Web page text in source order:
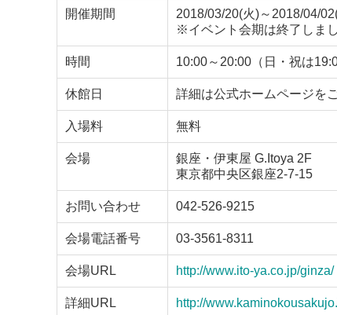
開催期間
2018/03/20(火)～2018/04/
※イベント会期は終了しま
時間 10:00～20:00（日・祝は
休館日 詳細は公式ホームページを
入場料 無料
会場
銀座・伊東屋 G.Itoya 2F
東京都中央区銀座2-7-15
お問い合わせ 042-526-9215
会場電話番号 03-3561-8311
会場URL http://www.ito-ya.co.jp/ginza/
詳細URL http://